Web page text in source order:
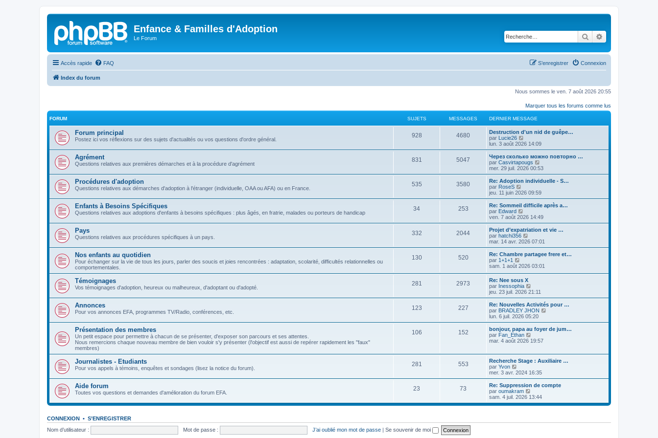
Enfance & Familles d'Adoption
Le Forum Rechercher
Accès rapide FAQ Connexion
S’enregistrer
Index du forum
Nous sommes le ven. 7 août 2026 20:55
Marquer tous les forums comme lus
FORUM SUJETS MESSAGES DERNIER MESSAGE
Forum principal
Postez ici vos réflexions sur des sujets d'actualités ou vos questions d'ordre général.
928 4680
Destruction d'un nid de guêpe…
par Lucie26
o
i
r
l
e
e
r
n
i
r
e
s
s
a
g
e
lun. 3 août 2026 14:09
Agrément
Questions relatives aux premières démarches et à la procédure d'agrément
831 5047
Через сколько можно повторно …
par Casvirtapougs
o
i
r
e
r
n
i
r
e
s
s
g
e
mer. 29 juil. 2026 00:53
Procédures d'adoption
Questions relatives aux démarches d'adoption à l'étranger (individuelle, OAA ou AFA) ou en France.
535 3580
Re: Adoption individuelle - S…
par RoseS
o
i
r
l
e
e
r
n
i
r
e
s
s
a
g
e
jeu. 11 juin 2026 09:59
Enfants à Besoins Spécifiques
Questions relatives aux adoptions d'enfants à besoins spécifiques : plus âgés, en fratrie, malades ou porteurs de handicap
34 253
Re: Sommeil difficile après a…
par Edward
o
i
r
l
e
r
n
i
e
r
m
e
s
s
a
g
e
ven. 7 août 2026 14:49
Pays
Questions relatives aux procédures spécifiques à un pays.
332 2044
Projet d’expatriation et vie …
par hatchi356
o
i
r
e
e
n
i
e
r
m
e
s
s
a
g
mar. 14 avr. 2026 07:01
Nos enfants au quotidien
Pour échanger sur la vie de tous les jours, parler des soucis et joies rencontrées : adaptation, scolarité, difficultés relationnelles ou
comportementales.
130 520
Re: Chambre partagee frere et…
par 1+1+1
o
l
e
d
e
r
n
i
e
r
m
e
s
a
e
sam. 1 août 2026 03:01
Témoignages
Vos témoignages d'adoption, heureux ou malheureux, d'adoptant ou d'adopté.
281 2973
Re: Nee sous X
par Inessophia
o
i
r
l
e
r
n
i
r
m
s
s
a
e
jeu. 23 juil. 2026 21:11
Annonces
Pour vos annonces EFA, programmes TV/Radio, conférences, etc.
123 227
Re: Nouvelles Activités pour …
par BRADLEY JHON
i
r
n
r
m
s
e
lun. 6 juil. 2026 05:20
Présentation des membres
Un petit espace pour permettre à chacun de se présenter, d'exposer son parcours et ses attentes.
Nous remercions chaque nouveau membre de bien vouloir s'y présenter (l'objectif est aussi de repérer rapidement les "faux"
membres)
106 152
bonjour, papa au foyer de jum…
par Fan_Ethan
o
e
d
e
n
e
r
s
mar. 4 août 2026 19:57
Journalistes - Etudiants
Pour vos appels à témoins, enquêtes et sondages (lisez la notice du forum).
281 553
Recherche Stage : Auxiliaire …
par Yvon
o
i
r
l
e
e
i
mer. 3 avr. 2024 16:35
Aide forum
Toutes vos questions et demandes d'amélioration du forum EFA.
23 73
Re: Suppression de compte
par oumakram
o
i
sam. 4 juil. 2026 13:44
CONNEXION • S’ENREGISTRER
Nom d’utilisateur :
Mot de passe : J’ai oublié mon mot de passe | Se souvenir de moi